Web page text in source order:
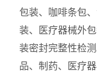
包装、咖啡条包
装、医疗器械外
装密封完整性检
品、制药、医疗